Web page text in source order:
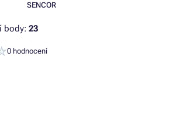
SENCOR
body: 23
0 hodnocení